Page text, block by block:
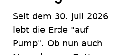
Seit dem 30. Juli 2026
lebt die Erde "auf
Pump". Ob nun auch